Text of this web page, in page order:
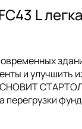
L
и улучшить